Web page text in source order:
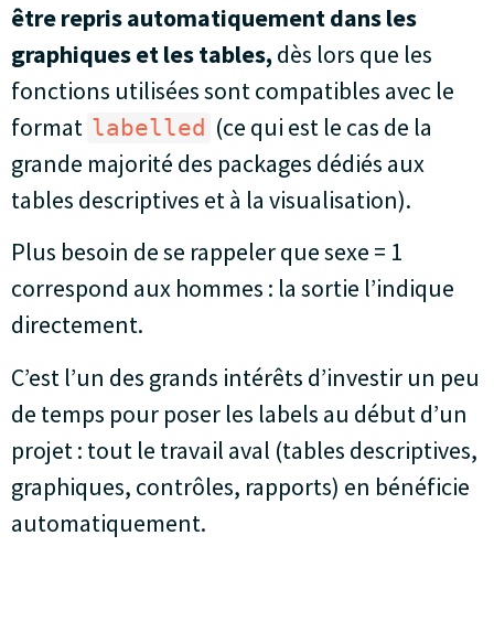
être repris automatiquement dans les
graphiques et les tables, dès lors que les
fonctions utilisées sont compatibles avec le
format labelled (ce qui est le cas de la
grande majorité des packages dédiés aux
tables descriptives et à la visualisation).
Plus besoin de se rappeler que sexe = 1
correspond aux hommes : la sortie l’indique
directement.
C’est l’un des grands intérêts d’investir un peu
de temps pour poser les labels au début d’un
projet : tout le travail aval (tables descriptives,
graphiques, contrôles, rapports) en bénéficie
automatiquement.